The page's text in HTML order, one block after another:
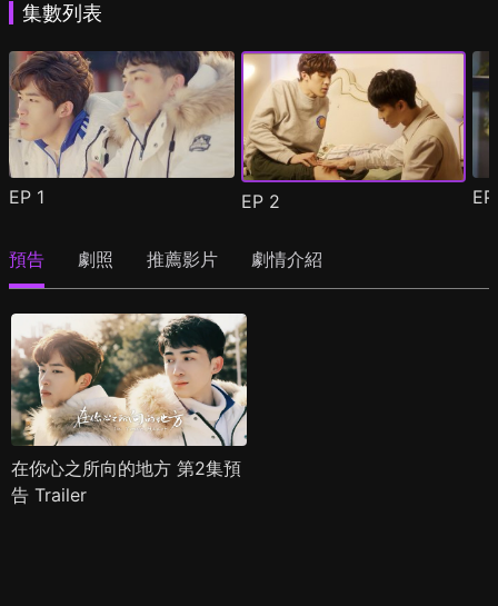
集數列表
EP 1 EP 2
預告 劇照 推薦影片 劇情介紹
在你心之所向的地方 第2集預
告 Trailer